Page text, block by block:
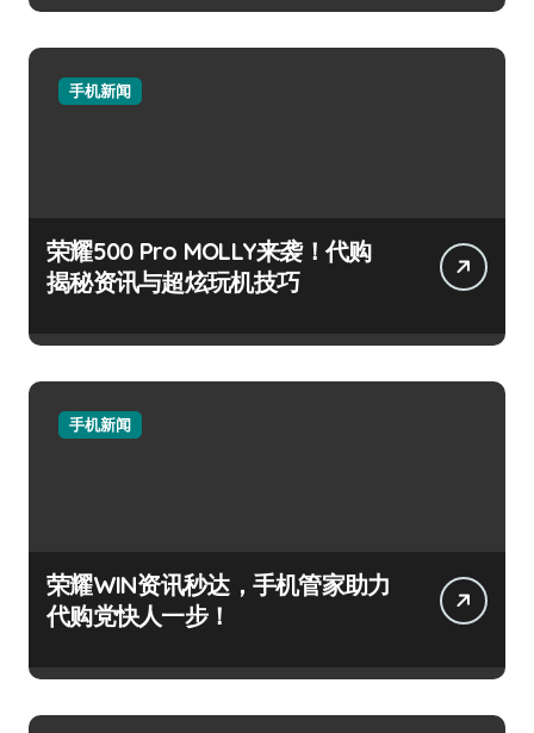
手机新闻
荣耀500 Pro MOLLY来袭！代购
揭秘资讯与超炫玩机技巧
手机新闻
荣耀WIN资讯秒达，手机管家助力
代购党快人一步！